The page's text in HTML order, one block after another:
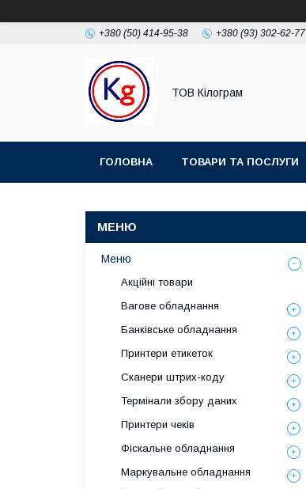
+380 (50) 414-95-38 +380 (93) 302-62-77
ТОВ Кілограм
ГОЛОВНА ТОВАРИ ТА ПОСЛУГИ
Меню
Акційні товари
Вагове обладнання
Банківське обладнання
Принтери етикеток
Сканери штрих-коду
Термінали збору даних
Принтери чеків
Фіскальне обладнання
Маркувальне обладнання